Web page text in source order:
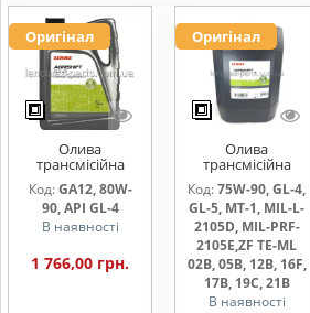
Оригінал
Олива
трансмісійна
AGRISHIFT GA12 5
л
Код:GA12, 80W-
90, API GL-4
В наявності
1 766,00 грн.
Оригінал
Олива
трансмісійна
AGRISHIFT SYN FE
75W90 20л
Код: 75W-90, GL-4,
GL-5, MT-1, MIL-L-
2105D, MIL-PRF-
2105E,ZF TE-ML
02B, 05B, 12B, 16F,
17B, 19C, 21B
В наявності